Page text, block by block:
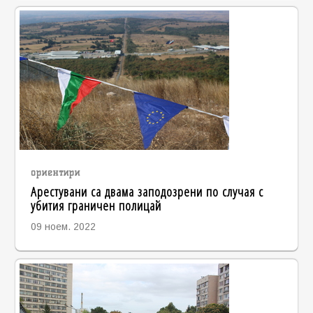
ориентири
Арестувани са двама заподозрени по случая с
убития граничен полицай
09 ноем. 2022